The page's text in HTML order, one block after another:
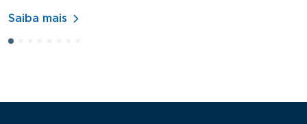
Saiba mais